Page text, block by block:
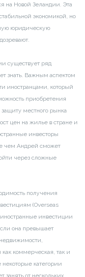
на Новой Зеландии. Эта
экономикой, но
юридическую
существует ряд
знать. Важным аспектом
иностранцами, который
приобретения
местного рынка
цен на жилье в стране и
инвесторы
чем Андрей сможет
через сложные
получения
(Overseas
иностранные инвестиции
она превышает
как коммерческая, так и
категории
от нескольких